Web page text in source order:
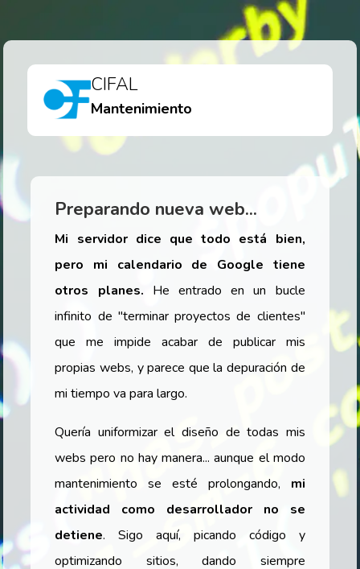
CIFAL
Mantenimiento
Preparando nueva web...
Mi servidor dice que todo está bien,
pero mi calendario de Google tiene
otros planes. He entrado en un bucle
infinito de "terminar proyectos de clientes"
que me impide acabar de publicar mis
propias webs, y parece que la depuración de
mi tiempo va para largo.
Quería uniformizar el diseño de todas mis
webs pero no hay manera... aunque elmodo
mantenimiento se esté prolongando, mi
actividad como desarrollador no se
detiene. Sigo aquí, picando código y
optimizando sitios, dando siempre